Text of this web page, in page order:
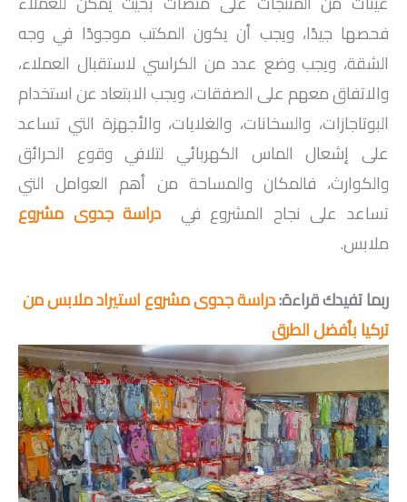
فحصها جيدًا، ويجب أن يكون المكتب موجودًا في وجه
الشقة، ويجب وضع عدد من الكراسي لاستقبال العملاء،
والاتفاق معهم على الصفقات، ويجب الابتعاد عن استخدام
البوتاجازات، والسخانات، والغلايات، والأجهزة التي تساعد
على إشعال الماس الكهربائي لتلافي وقوع الحرائق
والكوارث، فالمكان والمساحة من أهم العوامل التي
تساعد على نجاح المشروع في
دراسة جدوى مشروع
ملابس.
ربما تفيدك قراءة:دراسة جدوى مشروع استيراد ملابس من
تركيا بأفضل الطرق